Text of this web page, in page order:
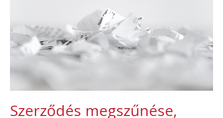
Szerződés megszűnése,